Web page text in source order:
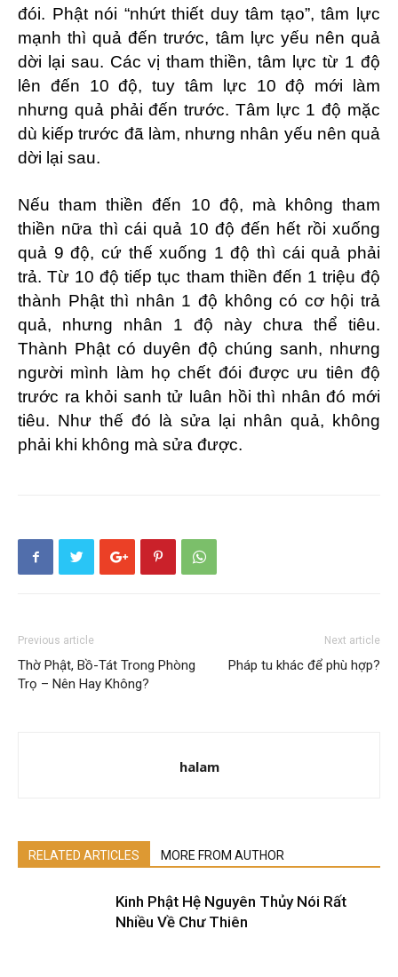
đói. Phật nói “nhứt thiết duy tâm tạo”, tâm lực
mạnh thì quả đến trước, tâm lực yếu nên quả
dời lại sau. Các vị tham thiền, tâm lực từ 1 độ
lên đến 10 độ, tuy tâm lực 10 độ mới làm
nhưng quả phải đến trước. Tâm lực 1 độ mặc
dù kiếp trước đã làm, nhưng nhân yếu nên quả
dời lại sau.
Nếu tham thiền đến 10 độ, mà không tham
thiền nữa thì cái quả 10 độ đến hết rồi xuống
quả 9 độ, cứ thế xuống 1 độ thì cái quả phải
trả. Từ 10 độ tiếp tục tham thiền đến 1 triệu độ
thành Phật thì nhân 1 độ không có cơ hội trả
quả, nhưng nhân 1 độ này chưa thể tiêu.
Thành Phật có duyên độ chúng sanh, nhưng
người mình làm họ chết đói được ưu tiên độ
trước ra khỏi sanh tử luân hồi thì nhân đó mới
tiêu. Như thế đó là sửa lại nhân quả, không
phải khi không mà sửa được.
Previous article
Thờ Phật, Bồ-Tát Trong Phòng
Trọ – Nên Hay Không?
Next article
Pháp tu khác để phù hợp?
halam
RELATED ARTICLES MORE FROM AUTHOR
Kinh Phật Hệ Nguyên Thủy Nói Rất
Nhiều Về Chư Thiên